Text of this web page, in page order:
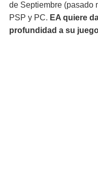
de Septiembre (pasado
PSP y PC. EA quiere
profundidad a su